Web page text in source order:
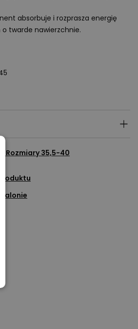
absorbuje i rozprasza energię
twarde nawierzchnie.
Rozmiary 35,5-40